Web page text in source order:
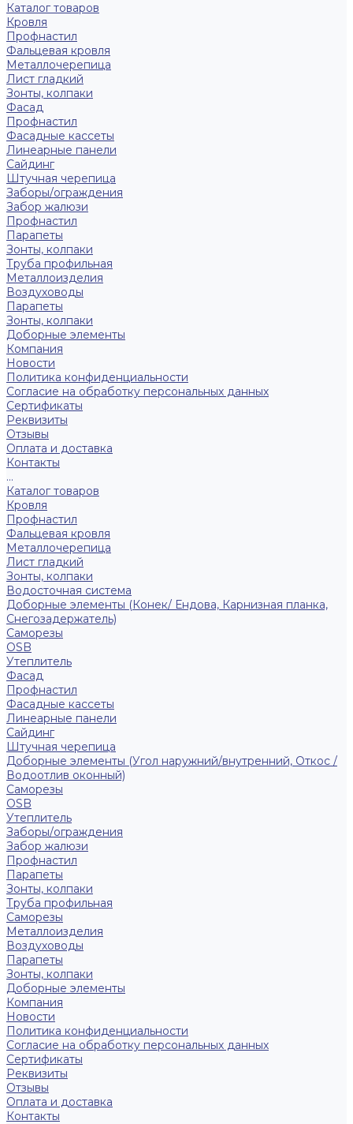
Каталог товаров
Кровля
Профнастил
Фальцевая кровля
Металлочерепица
Лист гладкий
Зонты, колпаки
Фасад
Профнастил
Фасадные кассеты
Линеарные панели
Сайдинг
Штучная черепица
Заборы/ограждения
Забор жалюзи
Профнастил
Парапеты
Зонты, колпаки
Труба профильная
Металлоизделия
Воздуховоды
Парапеты
Зонты, колпаки
Доборные элементы
Компания
Новости
Политика конфиденциальности
Согласие на обработку персональных данных
Сертификаты
Реквизиты
Отзывы
Оплата и доставка
Контакты
...
Каталог товаров
Кровля
Профнастил
Фальцевая кровля
Металлочерепица
Лист гладкий
Зонты, колпаки
Водосточная система
Доборные элементы (Конек/ Ендова, Карнизная планка,
Снегозадержатель)
Саморезы
ОSB
Утеплитель
Фасад
Профнастил
Фасадные кассеты
Линеарные панели
Сайдинг
Штучная черепица
Доборные элементы (Угол наружний/внутренний, Откос /
Водоотлив оконный)
Саморезы
OSB
Утеплитель
Заборы/ограждения
Забор жалюзи
Профнастил
Парапеты
Зонты, колпаки
Труба профильная
Саморезы
Металлоизделия
Воздуховоды
Парапеты
Зонты, колпаки
Доборные элементы
Компания
Новости
Политика конфиденциальности
Согласие на обработку персональных данных
Сертификаты
Реквизиты
Отзывы
Оплата и доставка
Контакты